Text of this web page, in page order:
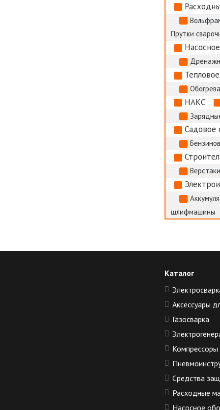
Прутки
НАКС
Садовое
шлифмашины
Каталог
Аксессуары
Газосварка
Компрессоры
Средства
Расходные
Насосное